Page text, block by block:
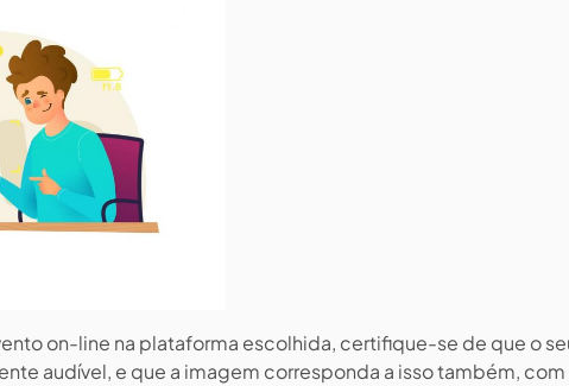
on-line na plataforma escolhida, certifique-se de que o
audível, e que a imagem corresponda a isso também, com